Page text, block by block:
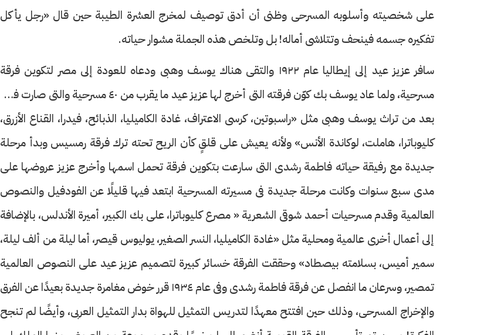
على شخصيته وأسلوبه المسرحى وظنى أن أدق توصيف لمخرج العشرة الطيبة حين قال «رجل يأكل
تفكيره جسمه فينحف وتتلاشى أماله! بل وتلخص هذه الجملة مشوار حياته.
سافر عزيز عيد إلى إيطاليا عام ١٩٢٢ والتقى هناك يوسف وهبى ودعاه للعودة إلى مصر لتكوين فرقة
مسرحية، ولما عاد يوسف بك كوّن فرقته التى أخرج لها عزيز عيد ما يقرب من ٤٠ مسرحية والتى صارت فيما
بعد من تراث يوسف وهبى مثل «راسبوتين، كرسى الاعتراف، غادة الكاميليا، الذبائح، فيدرا، القناع الأزرق،
كليوباترا، هاملت، لوكاندة الأنس» ولأنه يعيش على قلقٍ كأن الريح تحته ترك فرقة رمسيس وبدأ مرحلة
جديدة مع رفيقة حياته فاطمة رشدى التى سارعت بتكوين فرقة تحمل اسمها وأخرج عزيز عروضها على
مدى سبع سنوات وكانت مرحلة جديدة فى مسيرته المسرحية ابتعد فيها قليلًا عن الفودفيل والنصوص
العالمية وقدم مسرحيات أحمد شوقى الشعرية « مصرع كليوباترا، على بك الكبير، أميرة الأندلس، بالإضافة
إلى أعمال أخرى عالمية ومحلية مثل «غادة الكاميليا، النسر الصغير، يوليوس قيصر، أما ليلة من ألف ليلة،
سمير أميس، بسلامته بيصطاد» وحققت الفرقة خسائر كبيرة لتصميم عزيز عيد على النصوص العالمية
تمصير، وسرعان ما انفصل عن فرقة فاطمة رشدى وفى عام ١٩٣٤ قرر خوض مغامرة جديدة بعيدًا عن الفرق
والإخراج المسرحى، وذلك حين افتتح معهدًا لتدريس التمثيل للهواة بدار التمثيل العربى، وأيضًا لم تنجح